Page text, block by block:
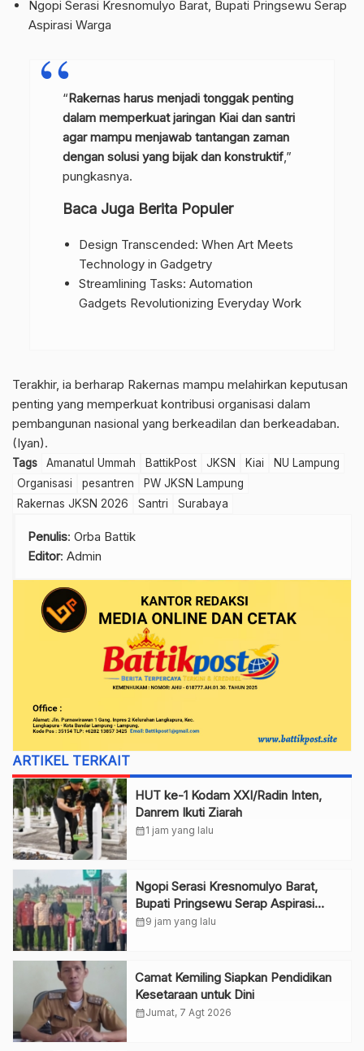
Ngopi Serasi Kresnomulyo Barat, Bupati Pringsewu Serap
Aspirasi Warga
“Rakernas harus menjadi tonggak penting
dalam memperkuat jaringan Kiai dan santri
agar mampu menjawab tantangan zaman
dengan solusi yang bijak dan konstruktif,”
pungkasnya.
Baca Juga Berita Populer
Design Transcended: When Art Meets
Technology in Gadgetry
Streamlining Tasks: Automation
Gadgets Revolutionizing Everyday Work
Terakhir, ia berharap Rakernas mampu melahirkan keputusan
penting yang memperkuat kontribusi organisasi dalam
pembangunan nasional yang berkeadilan dan berkeadaban.
(Iyan).
Tags Amanatul Ummah BattikPost JKSN Kiai
NU Lampung
Organisasi
pesantren
PW JKSN Lampung
Rakernas JKSN 2026
Santri Surabaya
Penulis: Orba Battik
Editor: Admin
ARTIKEL TERKAIT
HUT ke-1 Kodam XXI/Radin Inten,
Danrem Ikuti Ziarah
calendar_month1 jam yang lalu
Ngopi Serasi Kresnomulyo Barat,
Bupati Pringsewu Serap Aspirasi
Warga
calendar_month9 jam yang lalu
Camat Kemiling Siapkan Pendidikan
Kesetaraan untuk Dini
calendar_monthJumat, 7 Agt 2026